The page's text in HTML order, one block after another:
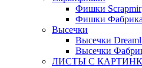
Фишки Scrapmir
Фишки
Высечки
Высечки
Высечки
ЛИСТЫ С